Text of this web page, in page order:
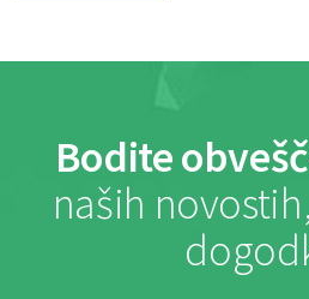
Bodite
naših